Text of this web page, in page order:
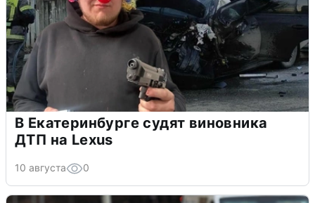
В Екатеринбурге судят виновника
ДТП на Lexus
10 августа 0